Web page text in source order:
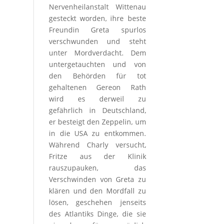
Nervenheilanstalt Wittenau
gesteckt worden, ihre beste
Freundin Greta spurlos
verschwunden und steht
unter Mordverdacht. Dem
untergetauchten und von
den Behörden für tot
gehaltenen Gereon Rath
wird es derweil zu
gefährlich in Deutschland,
er besteigt den Zeppelin, um
in die USA zu entkommen.
Während Charly versucht,
Fritze aus der Klinik
rauszupauken, das
Verschwinden von Greta zu
klären und den Mordfall zu
lösen, geschehen jenseits
des Atlantiks Dinge, die sie